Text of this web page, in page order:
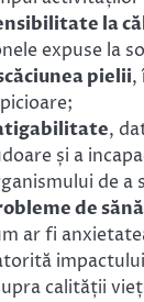
la
expuse la
pielii,
,
și a
de a
de
ar fi
calității